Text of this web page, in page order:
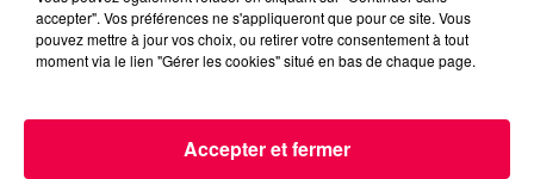
Interview avec Pascal Dal Pont, représentant
technico-commercial chez SNB
accepter". Vos préférences ne s'appliqueront que pour ce site. Vous
pouvez mettre à jour vos choix, ou retirer votre consentement à tout
moment via le lien "Gérer les cookies" situé en bas de chaque page.
Accepter et fermer